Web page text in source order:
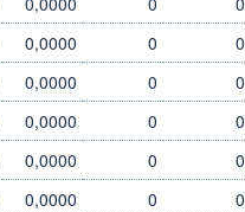
0,0000 0
0
0,0000 0
0
0,0000 0
0
0,0000 0
0
0,0000 0
0